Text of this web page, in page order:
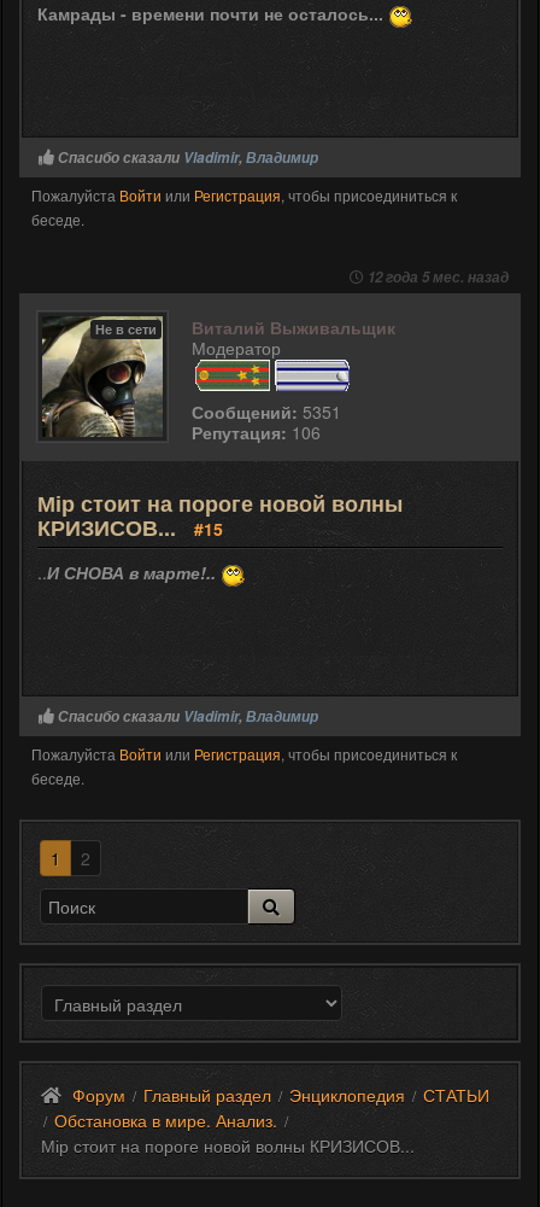
Камрады - времени почти не осталось...
Спасибо сказали Vladimir, Владимир
Пожалуйста Войти или Регистрация, чтобы присоединиться к
беседе.
12 года 5 мес. назад
Не в сети
Виталий Выживальщик
Модератор
Сообщений: 5351
Репутация: 106
Мір стоит на пороге новой волны
КРИЗИСОВ...
#15
..И СНОВА в марте!..
Спасибо сказали Vladimir, Владимир
Пожалуйста Войти или Регистрация, чтобы присоединиться к
беседе.
1 2
Форум / Главный раздел / Энциклопедия / СТАТЬИ
/ Обстановка в мире. Анализ. /
Мір стоит на пороге новой волны КРИЗИСОВ...